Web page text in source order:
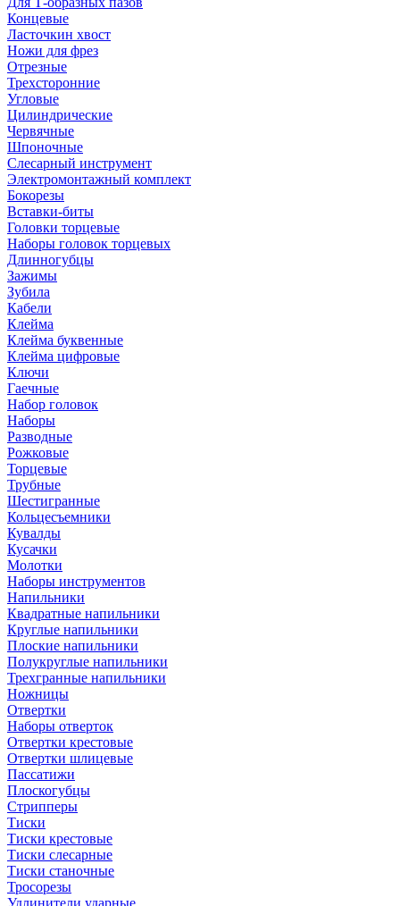
Концевые
Ласточкин хвост
Ножи для фрез
Отрезные
Трехсторонние
Угловые
Цилиндрические
Червячные
Шпоночные
Слесарный инструмент
Электромонтажный комплект
Бокорезы
Вставки-биты
Головки торцевые
Наборы головок торцевых
Длинногубцы
Зажимы
Зубила
Кабели
Клейма
Клейма буквенные
Клейма цифровые
Ключи
Гаечные
Набор головок
Наборы
Разводные
Рожковые
Торцевые
Трубные
Шестигранные
Кольцесъемники
Кувалды
Кусачки
Молотки
Наборы инструментов
Напильники
Квадратные напильники
Круглые напильники
Плоские напильники
Полукруглые напильники
Трехгранные напильники
Ножницы
Отвертки
Наборы отверток
Отвертки крестовые
Отвертки шлицевые
Пассатижи
Плоскогубцы
Стрипперы
Тиски
Тиски крестовые
Тиски слесарные
Тиски станочные
Тросорезы
Удлинители ударные